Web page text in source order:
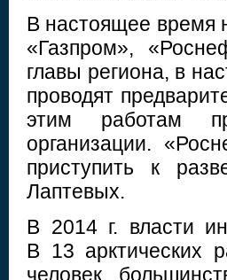
В настоящее время
«Газпром»,
главы региона, в
проводят
этим работам
организации.
приступить к
Лаптевых.
В 2014 г. власти
В 13 арктических
человек,